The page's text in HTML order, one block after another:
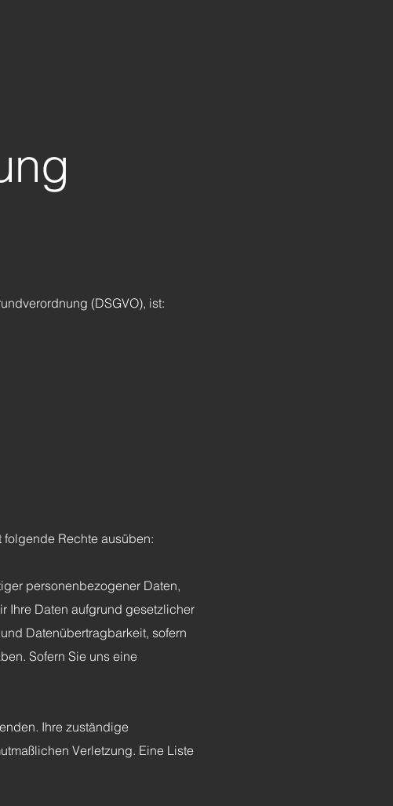
(DSGVO), ist:
Rechte ausüben:
personenbezogener Daten,
Ihre Daten aufgrund gesetzlicher
Datenübertragbarkeit, sofern
Sofern Sie uns eine
Ihre zuständige
Verletzung. Eine Liste